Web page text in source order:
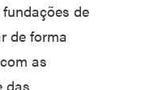
de
de forma
as
das